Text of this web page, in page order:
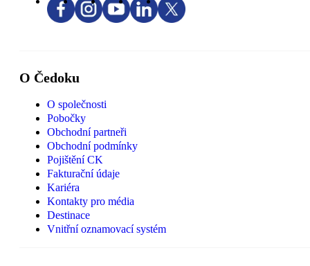
O Čedoku
O společnosti
Pobočky
Obchodní partneři
Obchodní podmínky
Pojištění CK
Fakturační údaje
Kariéra
Kontakty pro média
Destinace
Vnitřní oznamovací systém